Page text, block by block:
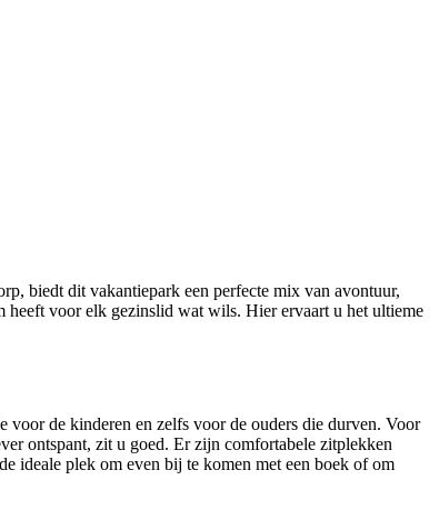
biedt dit vakantiepark een perfecte mix van avontuur,
heeft voor elk gezinslid wat wils. Hier ervaart u het ultieme
voor de kinderen en zelfs voor de ouders die durven. Voor
ontspant, zit u goed. Er zijn comfortabele zitplekken
ideale plek om even bij te komen met een boek of om